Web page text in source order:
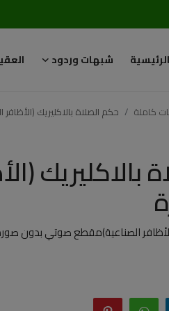
الرئيسية شبهات وردود
كاملة حكم الصلاة بالاكليريك
بالاكليريك
الصناعية)مقطع صوتي بدون